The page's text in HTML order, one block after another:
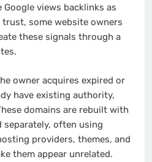
views backlinks as
some website owners
these signals through a
owner acquires expired or
have existing authority,
domains are rebuilt with
separately, often using
providers, themes, and
them appear unrelated.